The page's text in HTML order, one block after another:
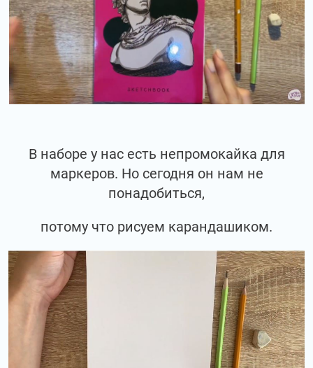
В наборе у нас есть непромокайка для
маркеров. Но сегодня он нам не
понадобиться,
потому что рисуем карандашиком.